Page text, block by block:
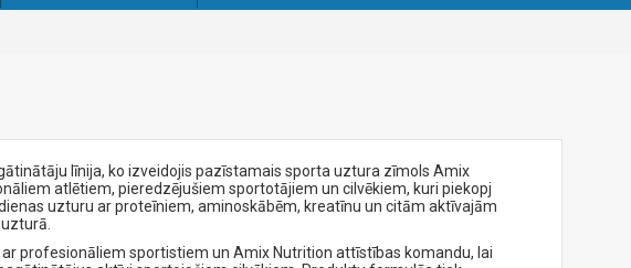
līnija, ko izveidojis pazīstamais sporta uztura zīmols Amix
atlētiem, pieredzējušiem sportotājiem un cilvēkiem, kuri piekopj
uzturu ar proteīniem, aminoskābēm, kreatīnu un citām aktīvajām
profesionāliem sportistiem un Amix Nutrition attīstības komandu, lai